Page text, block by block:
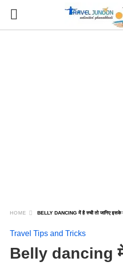
HOME BELLY DANCING में है रुची तो जानिए इसके
Travel Tips and Tricks
Belly dancing में